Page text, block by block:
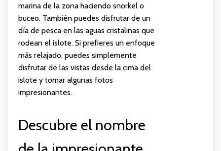
marina de la zona haciendo snorkel o
buceo. También puedes disfrutar de un
día de pesca en las aguas cristalinas que
rodean el islote. Si prefieres un enfoque
más relajado, puedes simplemente
disfrutar de las vistas desde la cima del
islote y tomar algunas fotos
impresionantes.
Descubre el nombre